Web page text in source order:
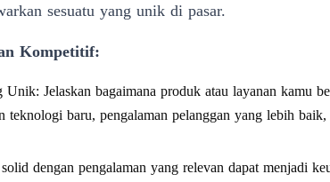
sesuatu yang unik di pasar.
Kompetitif:
Jelaskan bagaimana produk atau layanan kamu
teknologi baru, pengalaman pelanggan yang lebih
dengan pengalaman yang relevan dapat menjadi